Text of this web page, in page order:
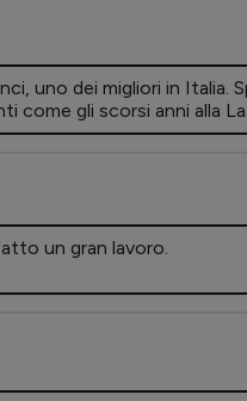
uno dei migliori in Italia.
come gli scorsi anni alla
un gran lavoro.